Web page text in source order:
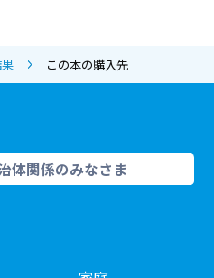
この本の購入先
体関係のみなさま